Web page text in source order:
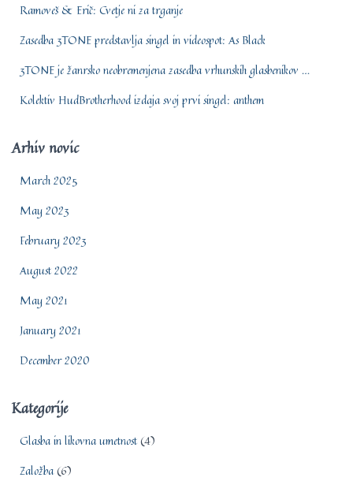
Ramoveš & Erič: Cvetje ni za trganje
Zasedba 3TONE predstavlja singel in videospot: As Black
3TONE je žanrsko neobremenjena zasedba vrhunskih glasbenikov …
Kolektiv HudBrotherhood izdaja svoj prvi singel: anthem
Arhiv novic
March 2025
May 2023
February 2023
August 2022
May 2021
January 2021
December 2020
Kategorije
Glasba in likovna umetnost(4)
Založba(6)